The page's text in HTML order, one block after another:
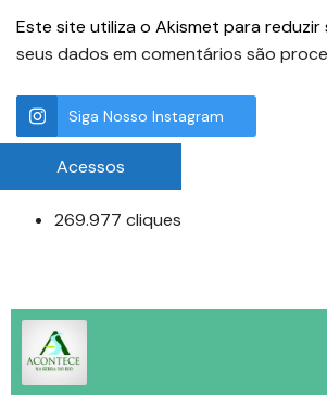
Este site utiliza o Akismet para reduzir
seus dados em comentários são
Siga Nosso Instagram
Acessos
269.977 cliques